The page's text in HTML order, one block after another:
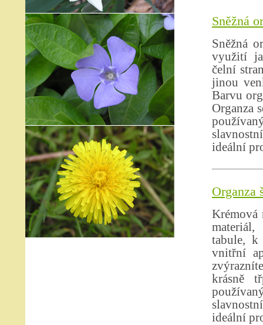
Sněžná
Sněžná
využití
čelní
jinou
Barvu
Organza
ideální
Organza
Krémová
tabule,
vnitřní
krásně
ideální